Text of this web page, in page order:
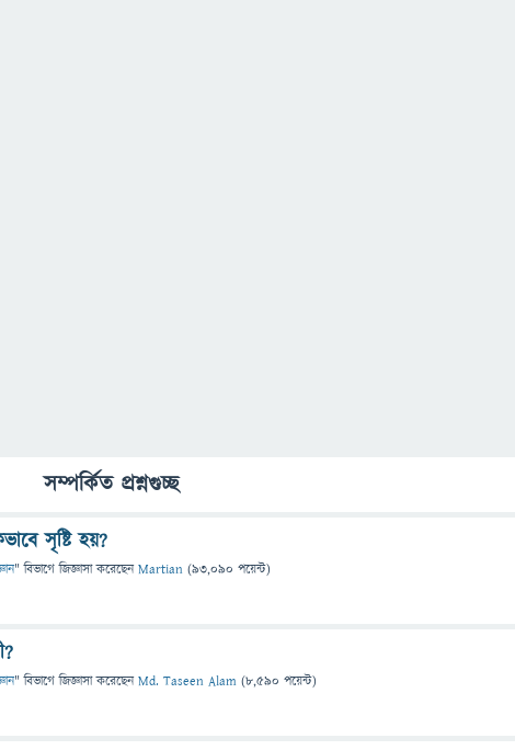
সম্পর্কিত প্রশ্নগুচ্ছ
সৃষ্টি হয়?
" বিভাগে জিজ্ঞাসাকরেছেনMartian (93,090 পয়েন্ট)
" বিভাগে জিজ্ঞাসাকরেছেনMd. Taseen Alam (8,590 পয়েন্ট)